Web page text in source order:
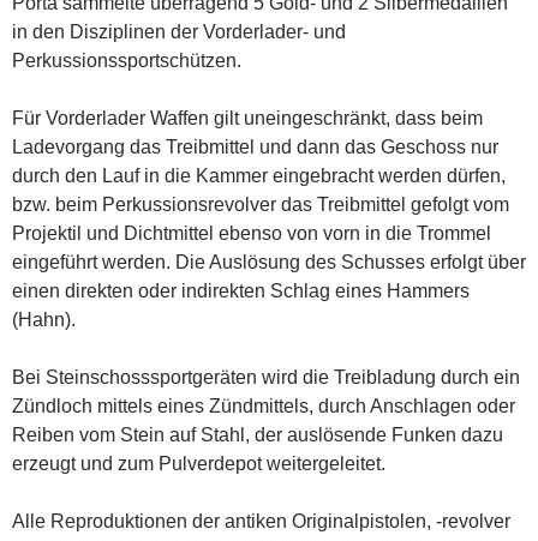
in den Disziplinen der Vorderlader- und
Perkussionssportschützen.
Für Vorderlader Waffen gilt uneingeschränkt, dass beim
Ladevorgang das Treibmittel und dann das Geschoss nur
durch den Lauf in die Kammer eingebracht werden dürfen,
bzw. beim Perkussionsrevolver das Treibmittel gefolgt vom
Projektil und Dichtmittel ebenso von vorn in die Trommel
eingeführt werden. Die Auslösung des Schusses erfolgt über
einen direkten oder indirekten Schlag eines Hammers
(Hahn).
Bei Steinschosssportgeräten wird die Treibladung durch ein
Zündloch mittels eines Zündmittels, durch Anschlagen oder
Reiben vom Stein auf Stahl, der auslösende Funken dazu
erzeugt und zum Pulverdepot weitergeleitet.
Alle Reproduktionen der antiken Originalpistolen, -revolver